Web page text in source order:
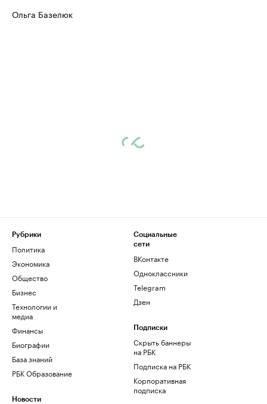
Ольга Базелюк
Рубрики
Политика
Экономика
Общество
Бизнес
Технологии и
медиа
Финансы
Биографии
База знаний
РБК Образование
Новости
Социальные
сети
ВКонтакте
Одноклассники
Telegram
Дзен
Подписки
Скрыть баннеры
на РБК
Подписка на РБК
Корпоративная
подписка